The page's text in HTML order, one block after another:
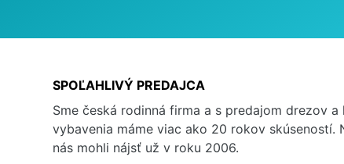
SPOĽAHLIVÝ PREDAJCA
Sme česká rodinná firma a s predajom drezov a
vybavenia máme viac ako 20 rokov skúseností.
nás mohli nájsť už v roku 2006.